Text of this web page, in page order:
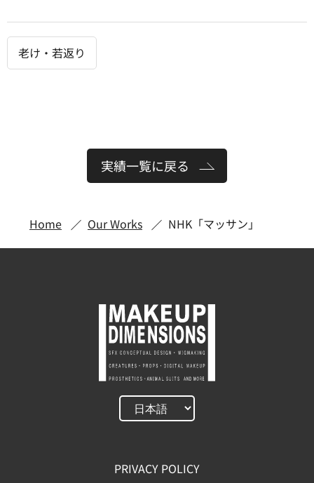
老け・若返り
実績一覧に戻る
Home Our Works NHK「マッサン」
PRIVACY POLICY